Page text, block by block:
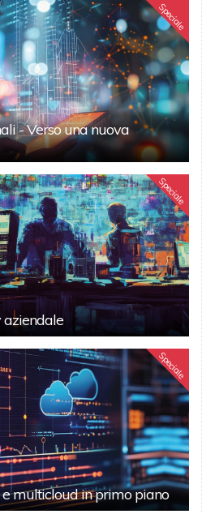
Speciale
- Verso una nuova
Speciale
aziendale
Speciale
multicloud in primo piano